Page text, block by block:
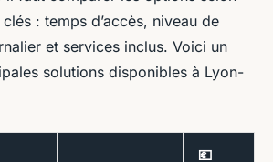
: temps d’accès, niveau de
et services inclus. Voici un
solutions disponibles à Lyon-
💶